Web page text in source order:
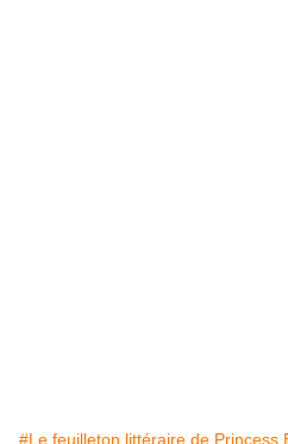
#Le feuilleton littéraire de Princess